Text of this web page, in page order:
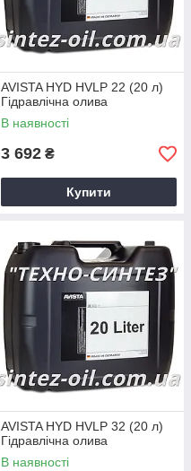
AVISTA HYD HVLP 22 (20 л)
Гідравлічна олива
В наявності
3 692 ₴
Купити
AVISTA HYD HVLP 32 (20 л)
Гідравлічна олива
В наявності